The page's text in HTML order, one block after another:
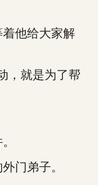
他给大家解
就是为了帮
门弟子。